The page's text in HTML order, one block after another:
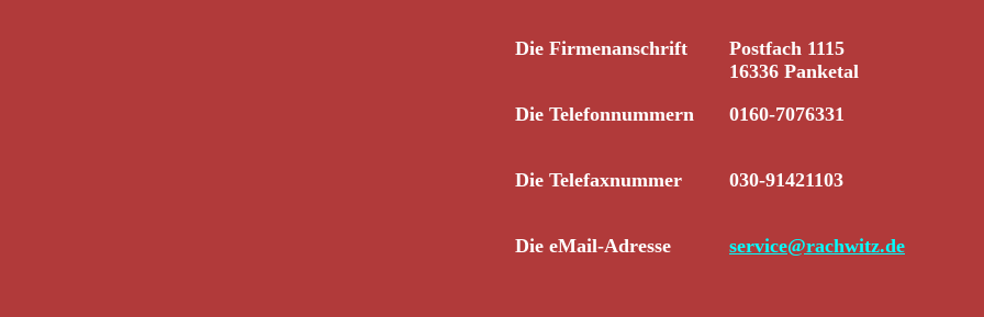
Die Firmenanschrift
Postfach 1115
16336 Panketal
Die Telefonnummern
0160-7076331
Die Telefaxnummer 030-91421103
Die eMail-Adresse service@rachwitz.de